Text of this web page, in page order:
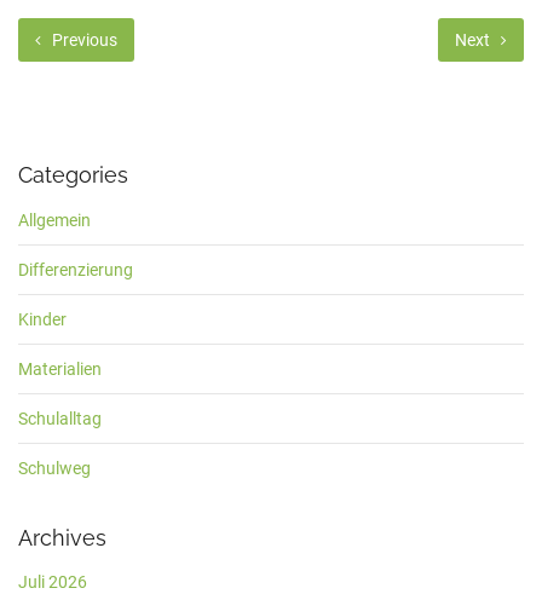
Previous Next
Categories
Allgemein
Differenzierung
Kinder
Materialien
Schulalltag
Schulweg
Archives
Juli 2026